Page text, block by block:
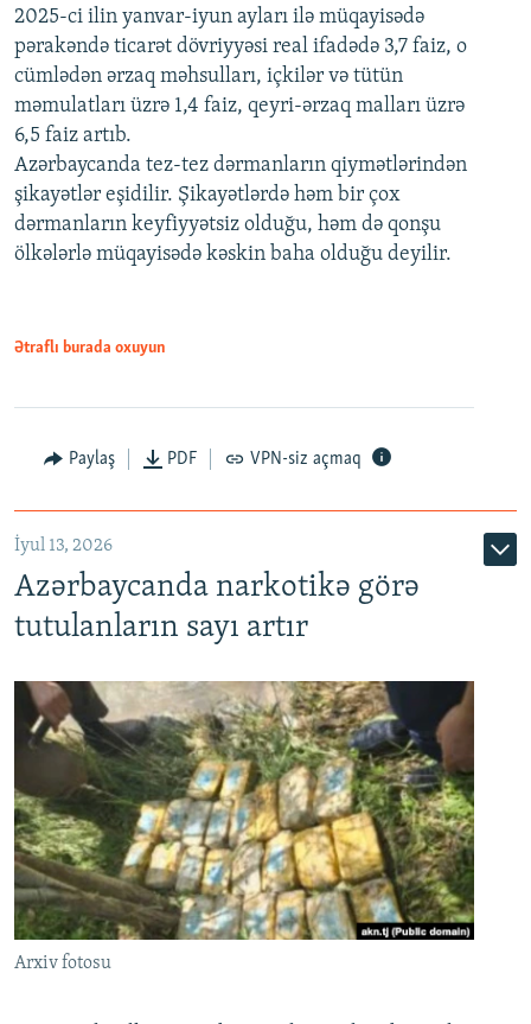
2025-ci ilin yanvar-iyun ayları ilə müqayisədə
pərakəndə ticarət dövriyyəsi real ifadədə 3,7 faiz, o
cümlədən ərzaq məhsulları, içkilər və tütün
məmulatları üzrə 1,4 faiz, qeyri-ərzaq malları üzrə
6,5 faiz artıb.
Azərbaycanda tez-tez dərmanların qiymətlərindən
şikayətlər eşidilir. Şikayətlərdə həm bir çox
dərmanların keyfiyyətsiz olduğu, həm də qonşu
ölkələrlə müqayisədə kəskin baha olduğu deyilir.
Ətraflı burada oxuyun
Paylaş PDF VPN-siz açmaq
İyul 13, 2026
Azərbaycanda narkotikə görə
tutulanların sayı artır
Arxiv fotosu